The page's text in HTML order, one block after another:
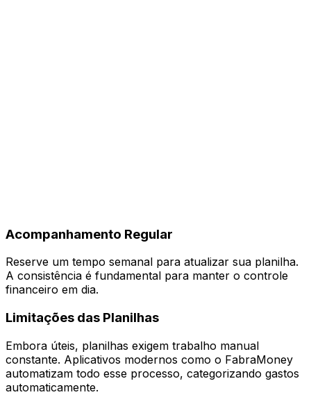
Acompanhamento Regular
Reserve um tempo semanal para atualizar sua planilha.
A consistência é fundamental para manter o controle
financeiro em dia.
Limitações das Planilhas
Embora úteis, planilhas exigem trabalho manual
constante. Aplicativos modernos como o FabraMoney
automatizam todo esse processo, categorizando gastos
automaticamente.